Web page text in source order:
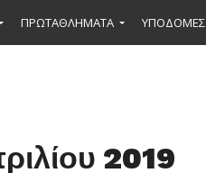
ΠΡΩΤΑΘΛΗΜΑΤΑ ΥΠΟΔΟΜΕΣ
2019